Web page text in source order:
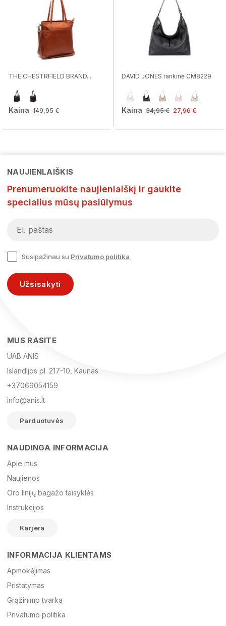
THE CHESTRFIELD BRAND...
Kaina 149,95 €
DAVID JONES rankinė CM8229
Kaina 34,95 € 27,96 €
El. paštas
Žinutė
NAUJIENLAIŠKIS
Prenumeruokite naujienlaiškį ir gaukite
specialius mūsų pasiūlymus
Susipažinau su Privatumo politika
Užsisakyti
MUS RASITE
UAB ANIS
Islandijos pl. 217-10, Kaunas
+37069054159
info@anis.lt
Parduotuvės
NAUDINGA INFORMACIJA
Apie mus
Naujienos
Oro linijų bagažo taisyklės
Instrukcijos
Karjera
INFORMACIJA KLIENTAMS
Apmokėjimas
Pristatymas
Grąžinimo tvarka
Privatumo politika